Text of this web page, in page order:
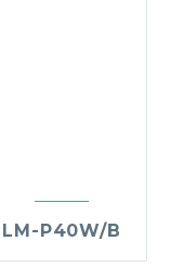
LM-P40W/B